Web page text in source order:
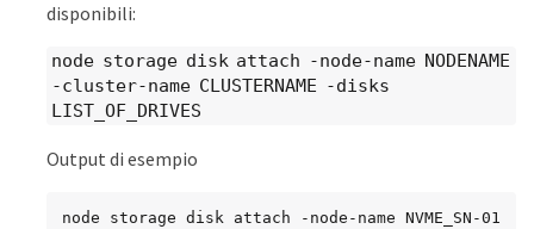
disponibili:
node storage disk attach -node-name NODENAME
-cluster-name CLUSTERNAME -disks
LIST_OF_DRIVES
Output di esempio
node storage disk attach -node-name NVME_SN-01